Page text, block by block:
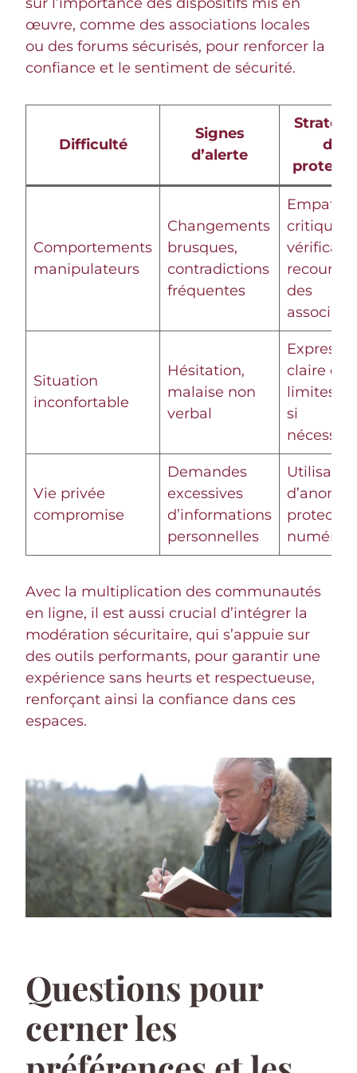
œuvre, comme des associations locales
ou des forums sécurisés, pour renforcer la
confiance et le sentiment de sécurité.
Difficulté
Signes
d’alerte
de
Comportements
manipulateurs
Changements
brusques,
contradictions
fréquentes
Empathie
critique,
recours à
des
Situation
inconfortable
Hésitation,
malaise non
verbal
claire des
limites,
si
Vie privée
compromise
Demandes
excessives
d’informations
personnelles
Avec la multiplication des communautés
en ligne, il est aussi crucial d’intégrer la
modération sécuritaire, qui s’appuie sur
des outils performants, pour garantir une
expérience sans heurts et respectueuse,
renforçant ainsi la confiance dans ces
espaces.
Questions pour
cerner les